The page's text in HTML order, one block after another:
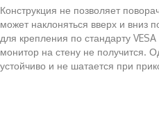
Конструкция не позволяет
может наклоняться вверх и вниз
для крепления по стандарту
монитор на стену не получится.
устойчиво и не шатается при